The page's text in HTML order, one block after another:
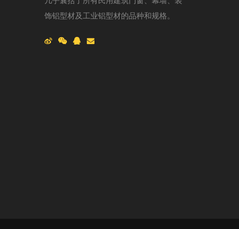
饰铝型材及工业铝型材的品种和规格。